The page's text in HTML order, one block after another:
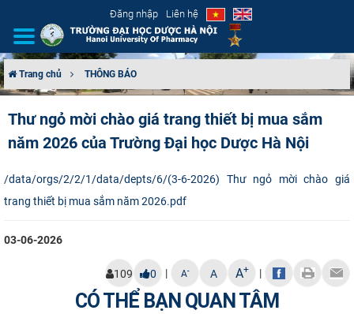
Đăng nhập Liên hệ
CƠ CẤU TỔ CHỨC
TUYỂN SINH
KHOA HỌC CÔNG NGHỆ
Trang chủ THÔNG BÁO
Thư ngỏ mời chào giá trang thiết bị mua sắm
năm 2026 của Trường Đại học Dược Hà Nội
/data/orgs/2/2/1/data/depts/6/(3-6-2026) Thư ngỏ mời chào giá
trang thiết bị mua sắm năm 2026.pdf
03-06-2026
109 0 | A- A A+ |
CÓ THỂ BẠN QUAN TÂM